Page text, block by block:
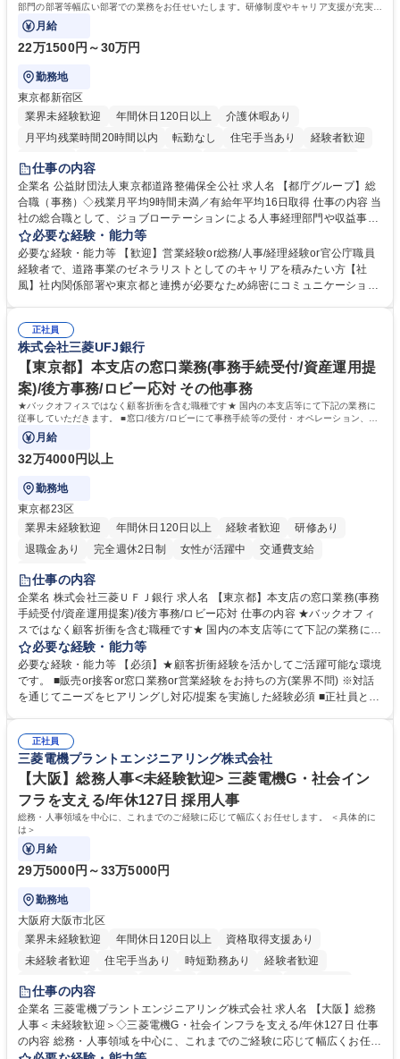
部門の部署等幅広い部署での業務をお任せいたします。研修制度やキャリア支援が充実し
ております！ ※下記業務詳細
月給
22万1500円～30万円
勤務地
東京都新宿区
業界未経験歓迎
年間休日120日以上
介護休暇あり
月平均残業時間20時間以内
転勤なし 住宅手当あり
経験者歓迎
研修あり
退職金あり
駅近5分以内
資格取得手当あり 食事補助あり
仕事の内容
企業名 公益財団法人東京都道路整備保全公社 求人名 【都庁グループ】総
合職（事務）◇残業月平均9時間未満／有給年平均16日取得 仕事の内容 当
社の総合職として、ジョブローテーションによる人事経理部門や収益事業
等のフロント部門の部署等幅広い部署での業務をお任せいたします。研修
制度やキャリア支援が充実しております！ ※下記業務詳細 【業務詳細】■
管理部門：広報、人事、経理など当公社の運営に係る管理業務 ■収益部
門：駐車場の新規開拓、管理運営、新宿駅西口広場の「イベントコーナ
道路施設や道路工事現場の見学ツアー事業 ※入社後は上記いずれかの部門
へ配属。※業務内容変更の範囲：会社の定める業務 募集職種 【都庁グル
ープ】総合職（事務）◇残業月平均9時間未満／有給年平均16日取得
必要な経験・能力等
必要な経験・能力等 【歓迎】営業経験or総務/人事/経理経験or官公庁職員
経験者で、道路事業のゼネラリストとしてのキャリアを積みたい方【社
風】社内関係部署や東京都と連携が必要なため綿密にコミュニケーション
部門など多岐に渡る業務を経験できます。 ■様々なプロジェクト：駐車場
事業の他、新宿駅西口広場内に設置された照明を兼ねた広告「ブライトサ
イン」の管理運営を行うなど、事業収益を生み出す活動を積極的に行って
います。 学歴・資格 学歴：大学院 大学 高専 短大 専修学校 高校 語学力：
資格：
正社員
株式会社三菱UFJ銀行
【東京都】本支店の窓口業務(事務手続受付/資産運用提
案)/後方事務/ロビー応対 その他事務
★バックオフィスではなく顧客折衝を含む職種です★ 国内の本支店等にて下記の業務に
従事していただきます。 ■窓口/後方/ロビーにて事務手続等の受付・オペレーション、お
客様対応
月給
32万4000円以上
勤務地
東京都23区
業界未経験歓迎
年間休日120日以上 経験者歓迎
研修あり
退職金あり
完全週休2日制 女性が活躍中
交通費支給
土日祝休み
仕事の内容
企業名 株式会社三菱ＵＦＪ銀行 求人名 【東京都】本支店の窓口業務(事務
手続受付/資産運用提案)/後方事務/ロビー応対 仕事の内容 ★バックオフィ
スではなく顧客折衝を含む職種です★ 国内の本支店等にて下記の業務に従
事していただきます。 ■窓口/後方/ロビーにて事務手続等の受付・オペレ
ーション、お客様対応 ■窓口にて、ご来店された個人のお客様に対して金
融商品のご提案 ■効率的な事務運用の検討・構築等 ≪業務紹介：ご応募前
に必ずご覧ください≫ ※記事 https://www.mysite.bk.mufg.jp/career/circle/
必要な経験・能力等
必要な経験・能力等 【必須】★顧客折衝経験を活かしてご活躍可能な環境
です。 ■販売or接客or窓口業務or営業経験をお持ちの方(業界不問) ※対話
を通じてニーズをヒアリングし対応/提案を実施した経験必須 ■正社員とし
るので安心して入行いただけます。 幅広いキャリアの選択肢があり、公募
や社内副業等を活用し、 一人ひとりが挑戦できるカルチャーが浸透してい
ます。 学歴・資格 学歴：大学院 大学 高専 短大 専修学校 高校 語学力：
資格：
正社員
三菱電機プラントエンジニアリング株式会社
【大阪】総務人事<未経験歓迎> 三菱電機G・社会イン
フラを支える/年休127日 採用人事
総務・人事領域を中心に、これまでのご経験に応じて幅広くお任せします。 ＜具体的に
は＞
月給
29万5000円～33万5000円
勤務地
大阪府大阪市北区
業界未経験歓迎
年間休日120日以上
資格取得支援あり
未経験者歓迎
住宅手当あり 時短勤務あり
経験者歓迎
退職金あり
駅近5分以内
土日祝休み 服装自由 寮・社宅あり 食事補助あり
仕事の内容
企業名 三菱電機プラントエンジニアリング株式会社 求人名 【大阪】総務
人事＜未経験歓迎＞◇三菱電機G・社会インフラを支える/年休127日 仕事
の内容 総務・人事領域を中心に、これまでのご経験に応じて幅広くお任せ